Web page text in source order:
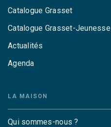
Catalogue Grasset
Catalogue Grasset-Jeunesse
Actualités
Agenda
LA MAISON
Qui sommes-nous ?